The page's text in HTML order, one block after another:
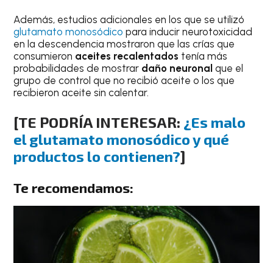
Además, estudios adicionales en los que se utilizó
glutamato monosódico para inducir neurotoxicidad
en la descendencia mostraron que las crías que
consumieron aceites recalentados tenía más
probabilidades de mostrar daño neuronal que el
grupo de control que no recibió aceite o los que
recibieron aceite sin calentar.
[TE PODRÍA INTERESAR: ¿Es malo
el glutamato monosódico y qué
productos lo contienen?]
Te recomendamos: